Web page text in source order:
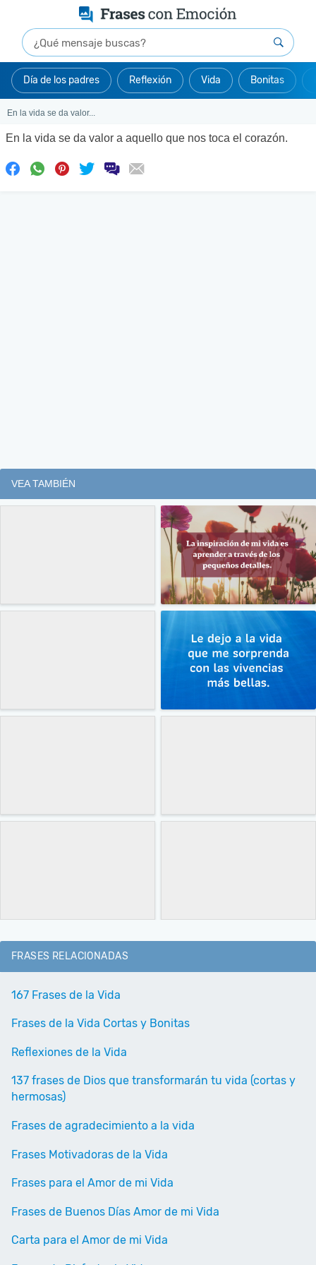
Día de los padres Reflexión Vida Bonitas
En la vida se da valor...
En la vida se da valor a aquello que nos toca el corazón.
VEA TAMBIÉN
FRASES RELACIONADAS
167 Frases de la Vida
Frases de la Vida Cortas y Bonitas
Reflexiones de la Vida
137 frases de Dios que transformarán tu vida (cortas y
hermosas)
Frases de agradecimiento a la vida
Frases Motivadoras de la Vida
Frases para el Amor de mi Vida
Frases de Buenos Días Amor de mi Vida
Carta para el Amor de mi Vida